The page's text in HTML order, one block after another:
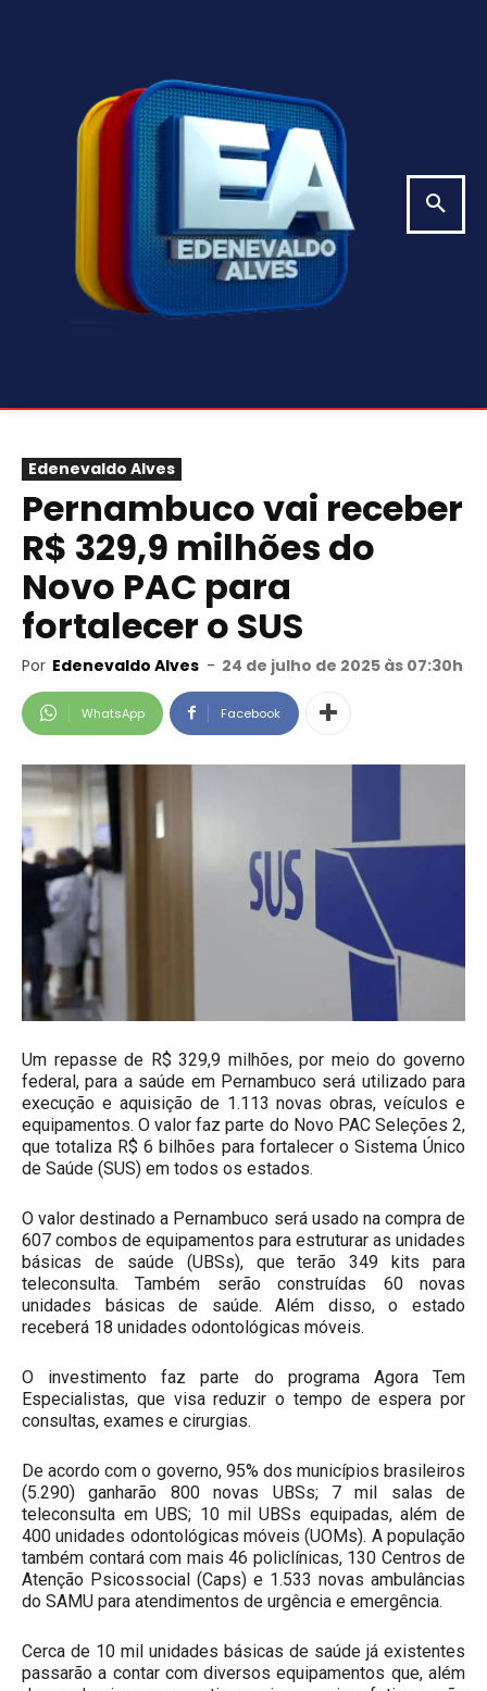
Edenevaldo Alves
Pernambuco vai receber
R$ 329,9 milhões do
Novo PAC para
fortalecer o SUS
Por Edenevaldo Alves - 24 de julho de 2025 às 07:30h
WhatsApp Facebook
Um repasse de R$ 329,9 milhões, por meio do governo
federal, para a saúde em Pernambuco será utilizado para
execução e aquisição de 1.113 novas obras, veículos e
equipamentos. O valor faz parte do Novo PAC Seleções 2,
que totaliza R$ 6 bilhões para fortalecer o Sistema Único
de Saúde (SUS) em todos os estados.
O valor destinado a Pernambuco será usado na compra de
607 combos de equipamentos para estruturar as unidades
básicas de saúde (UBSs), que terão 349 kits para
teleconsulta. Também serão construídas 60 novas
unidades básicas de saúde. Além disso, o estado
receberá 18 unidades odontológicas móveis.
O investimento faz parte do programa Agora Tem
Especialistas, que visa reduzir o tempo de espera por
consultas, exames e cirurgias.
De acordo com o governo, 95% dos municípios brasileiros
(5.290) ganharão 800 novas UBSs; 7 mil salas de
teleconsulta em UBS; 10 mil UBSs equipadas, além de
400 unidades odontológicas móveis (UOMs). A população
também contará com mais 46 policlínicas, 130 Centros de
Atenção Psicossocial (Caps) e 1.533 novas ambulâncias
do SAMU para atendimentos de urgência e emergência.
Cerca de 10 mil unidades básicas de saúde já existentes
passarão a contar com diversos equipamentos que, além